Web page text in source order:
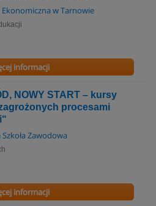
Ekonomiczna w Tarnowie
informacji
NOWY START – kursy
procesami
Zawodowa
informacji